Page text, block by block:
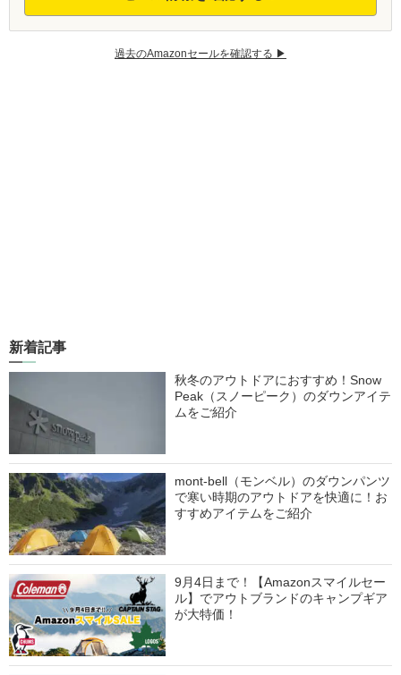
過去のAmazonセールを確認する ▶︎
新着記事
秋冬のアウトドアにおすすめ！Snow
Peak（スノーピーク）のダウンアイテ
ムをご紹介
mont-bell（モンベル）のダウンパンツ
で寒い時期のアウトドアを快適に！お
すすめアイテムをご紹介
9月4日まで！【Amazonスマイルセー
ル】でアウトブランドのキャンプギア
が大特価！